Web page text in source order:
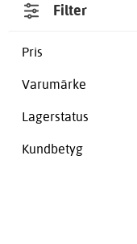
Filter
Pris
Varumärke
Lagerstatus
Kundbetyg